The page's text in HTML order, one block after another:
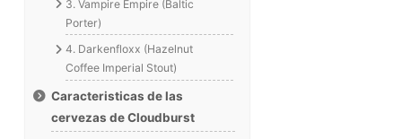
3. Vampire Empire (Baltic
Porter)
4. Darkenfloxx (Hazelnut
Coffee Imperial Stout)
Caracteristicas de las
cervezas de Cloudburst